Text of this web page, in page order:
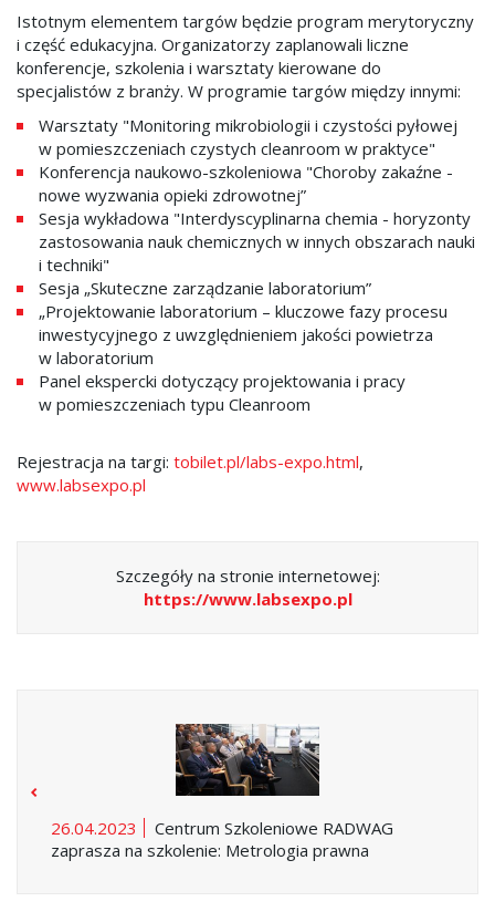
Istotnym elementem targów będzie program merytoryczny
i część edukacyjna. Organizatorzy zaplanowali liczne
konferencje, szkolenia i warsztaty kierowane do
specjalistów z branży. W programie targów między innymi:
Warsztaty "Monitoring mikrobiologii i czystości pyłowej
w pomieszczeniach czystych cleanroom w praktyce"
Konferencja naukowo-szkoleniowa "Choroby zakaźne -
nowe wyzwania opieki zdrowotnej”
Sesja wykładowa "Interdyscyplinarna chemia - horyzonty
zastosowania nauk chemicznych w innych obszarach nauki
i techniki"
Sesja „Skuteczne zarządzanie laboratorium”
„Projektowanie laboratorium – kluczowe fazy procesu
inwestycyjnego z uwzględnieniem jakości powietrza
w laboratorium
Panel ekspercki dotyczący projektowania i pracy
w pomieszczeniach typu Cleanroom
Rejestracja na targi: tobilet.pl/labs-expo.html,
www.labsexpo.pl
Szczegóły na stronie internetowej:
https://www.labsexpo.pl
26.04.2023
Centrum Szkoleniowe RADWAG
zaprasza na szkolenie: Metrologia prawna